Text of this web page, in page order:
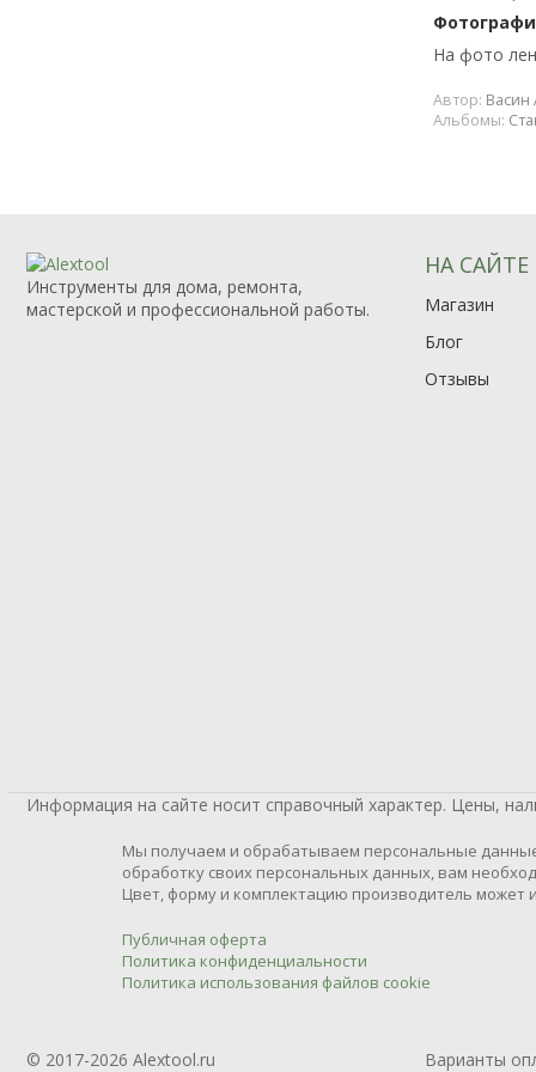
На фото
Автор: Васин
Альбомы:
Инструменты для дома, ремонта,
мастерской и профессиональной работы.
НА САЙТЕ
Магазин
Блог
Отзывы
Информация на сайте носит справочный характер. Цены,
Мы получаем и обрабатываем персональные данные
обработку своих персональных данных, вам
Цвет, форму и комплектацию производитель может
Публичная оферта
Политика конфиденциальности
Политика использования файлов cookie
© 2017-2026 Alextool.ru Варианты